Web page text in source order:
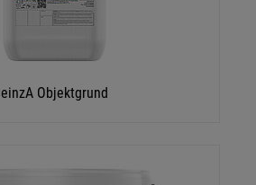
einzA Objektgrund